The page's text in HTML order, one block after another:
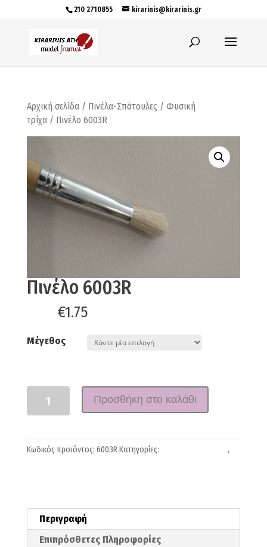
210 2710855 kirarinis@kirarinis.gr
Αρχική σελίδα/ Πινέλα-Σπάτουλες / Φυσική
τρίχα/ Πινέλο 6003R
Πινέλο 6003R
€1.75
Μέγεθος
Προσθήκη στο καλάθι
Κωδικός προϊόντος: 6003RΚατηγορίες:
,
Περιγραφή
Επιπρόσθετες Πληροφορίες